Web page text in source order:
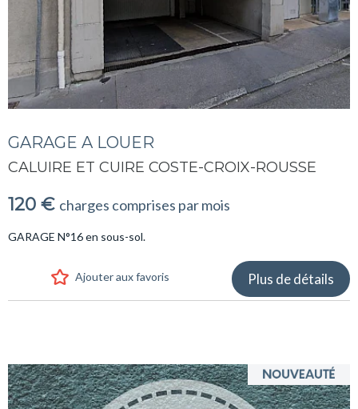
GARAGE A LOUER
CALUIRE ET CUIRE COSTE-CROIX-ROUSSE
120 € charges comprises par mois
GARAGE N°16 en sous-sol.
Ajouter aux favoris Plus de détails